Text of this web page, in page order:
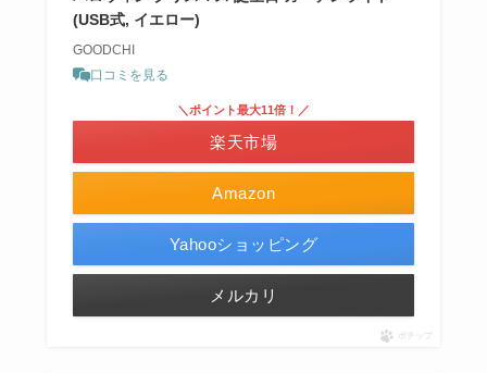
(USB式, イエロー)
GOODCHI
口コミを見る
Amazon
＼ポイント最大11倍！／
楽天市場
Yahooショッピング
メルカリ
ポチップ